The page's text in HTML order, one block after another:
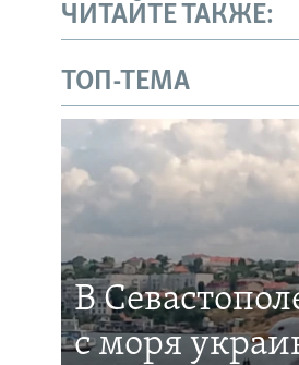
ЧИТАЙТЕ ТАКЖЕ:
ТОП-ТЕМА
В
с моря